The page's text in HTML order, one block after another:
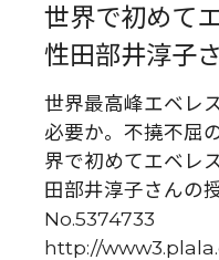
世界で初めて
性田部井淳子
世界最高峰エベレ
必要か。不撓不屈
界で初めてエベレ
田部井淳子さんの
No.5374733
http://